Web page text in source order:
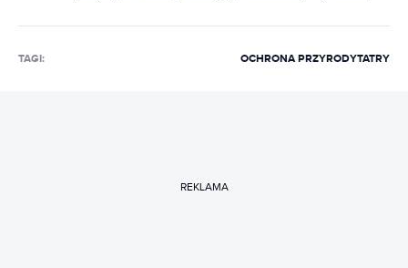
Switch, a zamiast Xboksa i PlayStation woli Stadię i
TAGI: OCHRONA PRZYRODYTATRY
REKLAMA